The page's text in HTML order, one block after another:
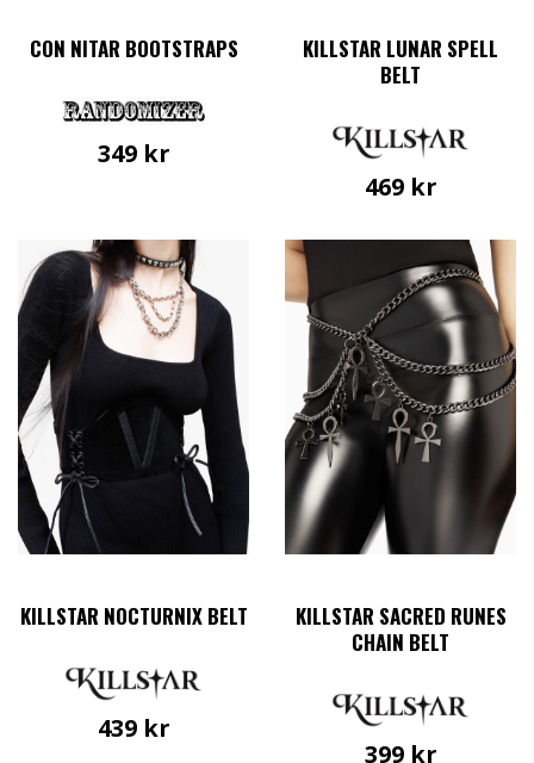
CON NITAR BOOTSTRAPS
349 kr
KILLSTAR LUNAR SPELL
BELT
469 kr
här
produkten
har
flera
varianter.
De
olika
alternativen
kan
väljas
KILLSTAR NOCTURNIX BELT
439 kr
KILLSTAR SACRED RUNES
CHAIN BELT
399 kr